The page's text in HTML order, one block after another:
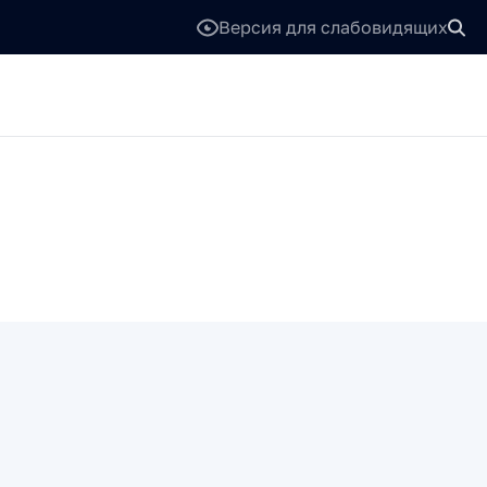
Версия для слабовидящих